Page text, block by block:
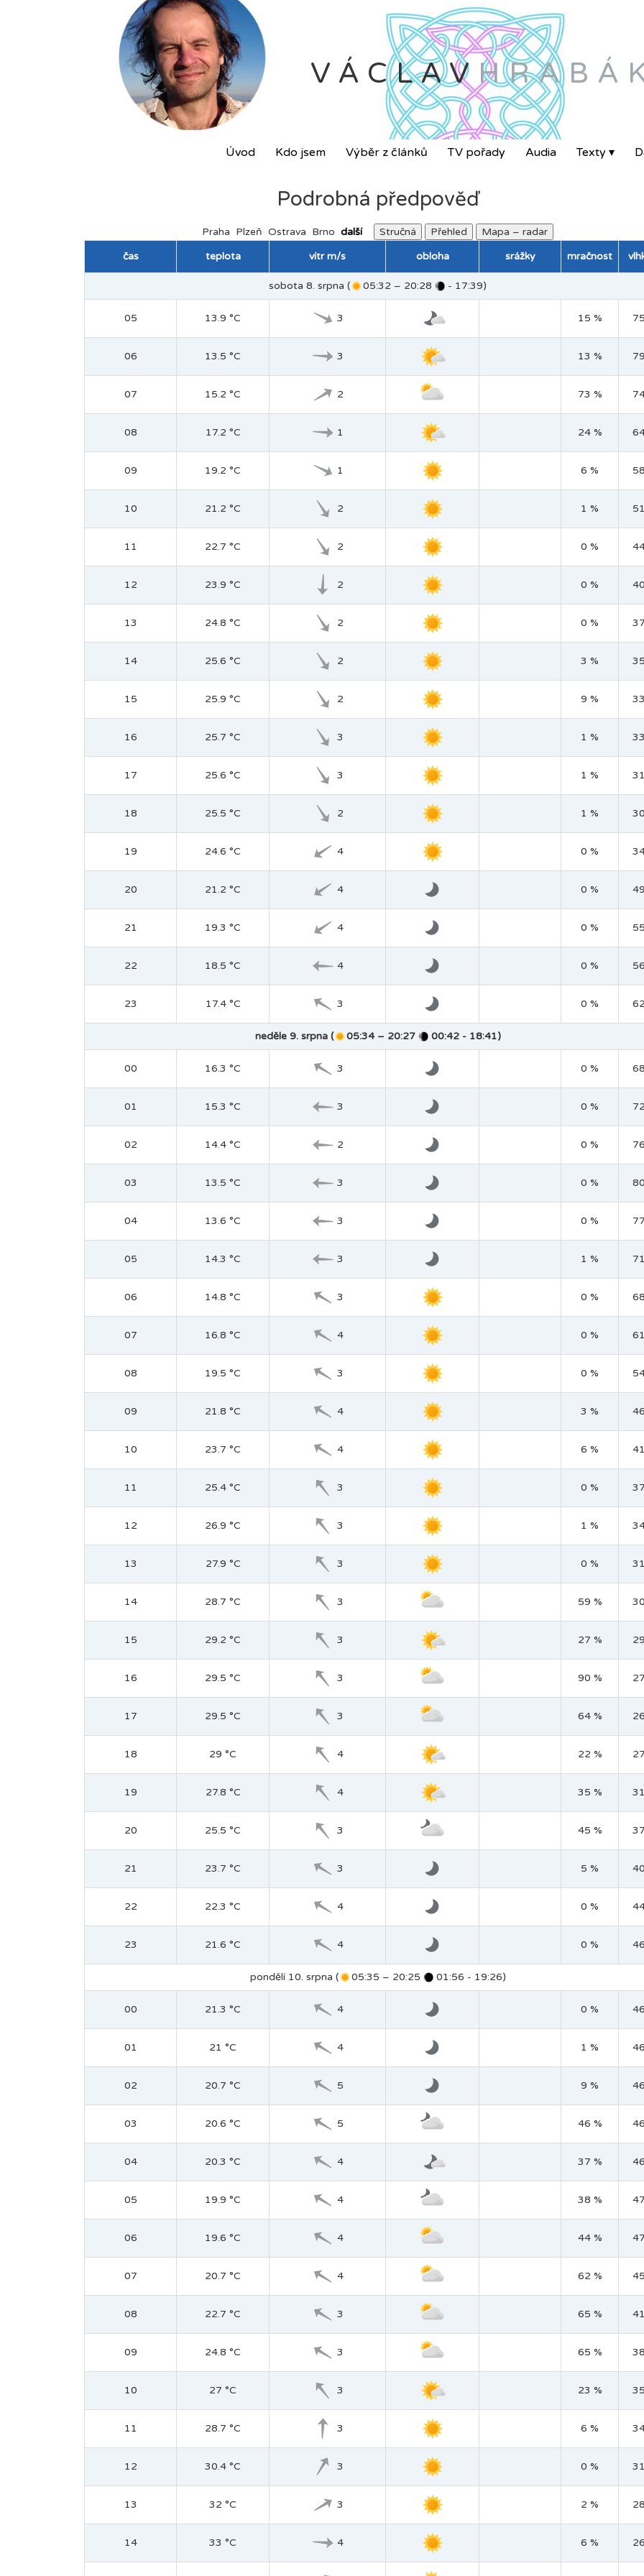
VÁCLAV
Úvod Kdo jsem Výběr z článků TV pořady Audia Texty ▾
Podrobná předpověď
Praha Plzeň Ostrava Brno další Stručná Přehled
Mapa – radar
čas
teplota vítr m/s obloha srážky mračnost
sobota 8. srpna ( 05:32 – 20:28 - 17:39)
05 13.9 °C 3 15 %
06 13.5 °C 3 13 %
07 15.2 °C 2 73 %
08 17.2 °C 1 24 %
09 19.2 °C 1 6 %
10 21.2 °C 2 1 %
11 22.7 °C 2 0 %
12 23.9 °C 2 0 %
13 24.8 °C 2 0 %
14 25.6 °C 2 3 %
15 25.9 °C 2 9 %
16 25.7 °C 3 1 %
17 25.6 °C 3 1 %
18 25.5 °C 2 1 %
19 24.6 °C 4 0 %
20 21.2 °C 4 0 %
21 19.3 °C 4 0 %
22 18.5 °C 4 0 %
23 17.4 °C 3 0 %
neděle 9. srpna ( 05:34 – 20:27 00:42 - 18:41)
00 16.3 °C 3 0 %
01 15.3 °C 3 0 %
02 14.4 °C 2 0 %
03 13.5 °C 3 0 %
04 13.6 °C 3 0 %
05 14.3 °C 3 1 %
06 14.8 °C 3 0 %
07 16.8 °C 4 0 %
08 19.5 °C 3 0 %
09 21.8 °C 4 3 %
10 23.7 °C 4 6 %
11 25.4 °C 3 0 %
12 26.9 °C 3 1 %
13 27.9 °C 3 0 %
14 28.7 °C 3 59 %
15 29.2 °C 3 27 %
16 29.5 °C 3 90 %
17 29.5 °C 3 64 %
18 29 °C 4 22 %
19 27.8 °C 4 35 %
20 25.5 °C 3 45 %
21 23.7 °C 3 5 %
22 22.3 °C 4 0 %
23 21.6 °C 4 0 %
pondělí 10. srpna ( 05:35 – 20:25 01:56 - 19:26)
00 21.3 °C 4 0 %
01 21 °C 4 1 %
02 20.7 °C 5 9 %
03 20.6 °C 5 46 %
04 20.3 °C 4 37 %
05 19.9 °C 4 38 %
06 19.6 °C 4 44 %
07 20.7 °C 4 62 %
08 22.7 °C 3 65 %
09 24.8 °C 3 65 %
10 27 °C 3 23 %
11 28.7 °C 3 6 %
12 30.4 °C 3 0 %
13 32 °C 3 2 %
14 33 °C 4 6 %